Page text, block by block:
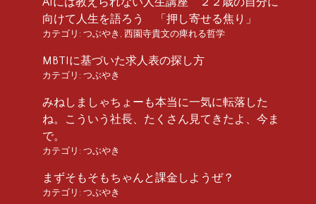
向けて人生を語ろう 「押し寄せる焦り」
カテゴリ: つぶやき 西園寺貴文の痺れる哲学
MBTIに基づいた求人表の探し方
カテゴリ: つぶやき
みねしましゃちょーも本当に一気に転落した
ね。こういう社長、たくさん見てきたよ、今ま
で。
カテゴリ: つぶやき
まずそもそもちゃんと課金しようぜ？
カテゴリ: つぶやき